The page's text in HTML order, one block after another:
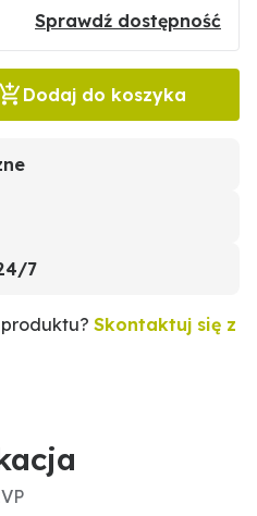
Sprawdź dostępność
Dodaj do koszyka
7
Skontaktuj się z